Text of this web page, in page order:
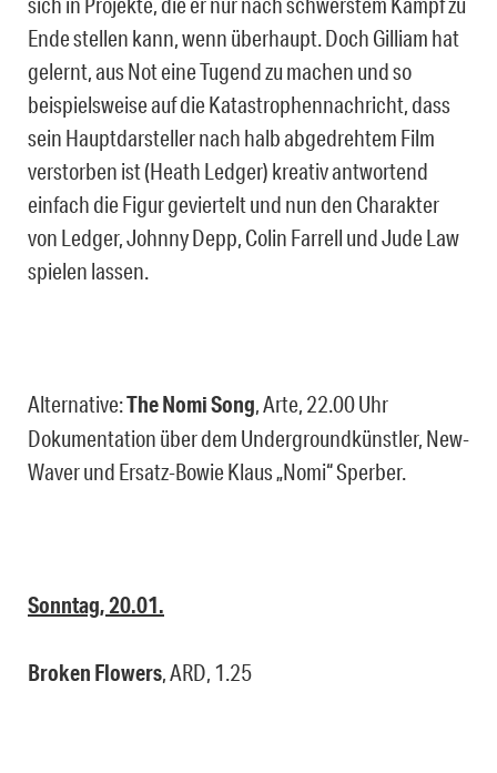
Ende stellen kann, wenn überhaupt. Doch Gilliam hat
gelernt, aus Not eine Tugend zu machen und so
beispielsweise auf die Katastrophennachricht, dass
sein Hauptdarsteller nach halb abgedrehtem Film
verstorben ist (Heath Ledger) kreativ antwortend
einfach die Figur geviertelt und nun den Charakter
von Ledger, Johnny Depp, Colin Farrell und Jude Law
spielen lassen.
Alternative:The Nomi Song, Arte, 22.00 Uhr
Dokumentation über dem Undergroundkünstler, New-
Waver und Ersatz-Bowie Klaus „Nomi“ Sperber.
Sonntag, 20.01.
Broken Flowers, ARD, 1.25